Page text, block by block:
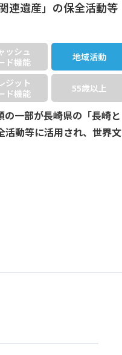
連遺産」の保全活動等
ッシュ
ド機能
地域活動
ジット
ド機能
55歳以上
一部が長崎県の「長崎と
活動等に活用され、世界文